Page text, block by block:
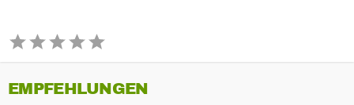
EMPFEHLUNGEN